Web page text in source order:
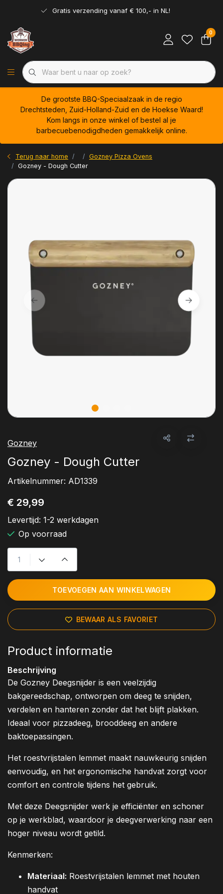
Gratis verzending vanaf € 100,- in NL!
0
De grootste BBQ-Speciaalzaak in de regio
Drechtsteden, Zuid-Holland-Zuid en de Hoekse Waard!
Kom langs in onze winkel of bestel al je
barbecuebenodigdheden gemakkelijk online.
Terug naar home
Gozney Pizza Ovens
Gozney - Dough Cutter
Gozney
Gozney - Dough Cutter
Artikelnummer: AD1339
€ 29,99
Levertijd: 1-2 werkdagen
Op voorraad
TOEVOEGEN AAN WINKELWAGEN
BEWAAR ALS FAVORIET
Product informatie
Beschrijving
De Gozney Deegsnijder is een veelzijdig
bakgereedschap, ontworpen om deeg te snijden,
verdelen en hanteren zonder dat het blijft plakken.
Ideaal voor pizzadeeg, brooddeeg en andere
baktoepassingen.
Het roestvrijstalen lemmet maakt nauwkeurig snijden
eenvoudig, en het ergonomische handvat zorgt voor
comfort en controle tijdens het gebruik.
Met deze Deegsnijder werk je efficiënter en schoner
op je werkblad, waardoor je deegverwerking naar een
hoger niveau wordt getild.
Kenmerken:
Materiaal: Roestvrijstalen lemmet met houten
handvat